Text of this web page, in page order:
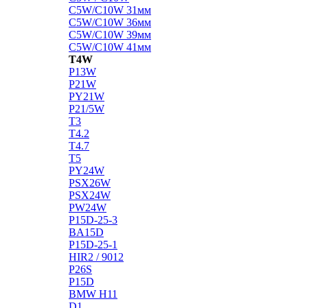
C5W/C10W 31мм
C5W/C10W 36мм
C5W/C10W 39мм
C5W/C10W 41мм
T4W
P13W
P21W
PY21W
P21/5W
T3
T4.2
T4.7
T5
PY24W
PSX26W
PSX24W
PW24W
P15D-25-3
BA15D
P15D-25-1
HIR2 / 9012
P26S
P15D
BMW H11